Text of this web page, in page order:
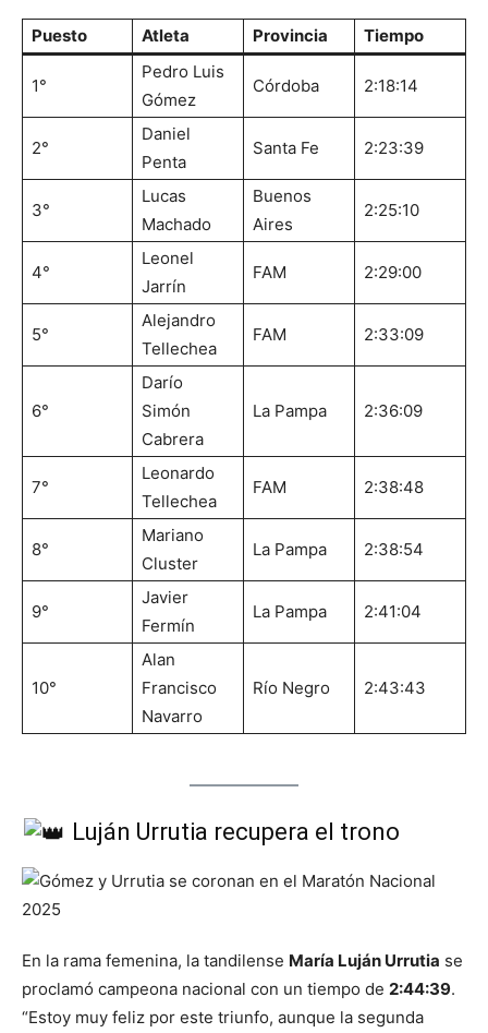
Puesto Atleta Provincia Tiempo
1°
Pedro Luis
Gómez
Córdoba 2:18:14
2°
Daniel
Penta
Santa Fe 2:23:39
3°
Lucas
Machado
Buenos
Aires
2:25:10
4°
Leonel
Jarrín
FAM 2:29:00
5°
Alejandro
Tellechea
FAM 2:33:09
6°
Darío
Simón
Cabrera
La Pampa 2:36:09
7°
Leonardo
Tellechea
FAM 2:38:48
8°
Mariano
Cluster
La Pampa 2:38:54
9°
Javier
Fermín
La Pampa 2:41:04
10°
Alan
Francisco
Navarro
Río Negro 2:43:43
Luján Urrutia recupera el trono
En la rama femenina, la tandilense María Luján Urrutia se
proclamó campeona nacional con un tiempo de 2:44:39.
“Estoy muy feliz por este triunfo, aunque la segunda